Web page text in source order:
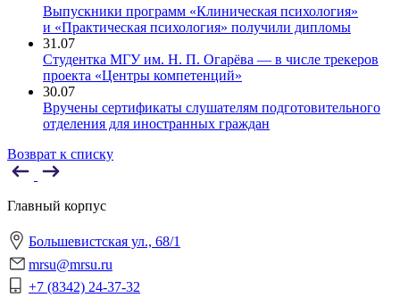
Выпускники программ «Клиническая психология»
и «Практическая психология» получили дипломы
31.07
Студентка МГУ им. Н. П. Огарёва — в числе трекеров
проекта «Центры компетенций»
30.07
Вручены сертификаты слушателям подготовительного
отделения для иностранных граждан
Возврат к списку
Главный корпус
Большевистская ул., 68/1
mrsu@mrsu.ru
+7 (8342) 24-37-32